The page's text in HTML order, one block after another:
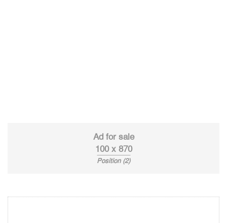
Ad for sale
100 x 870
Position (2)